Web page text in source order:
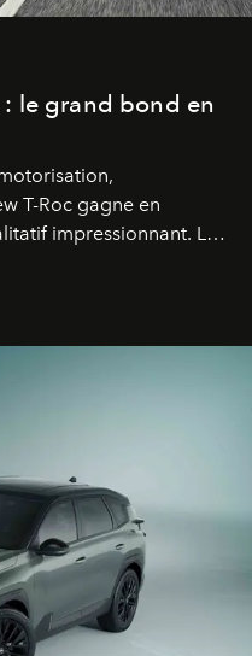
: le grand bond en
T-Roc gagne en
impressionnant. Le
Et le pari semble